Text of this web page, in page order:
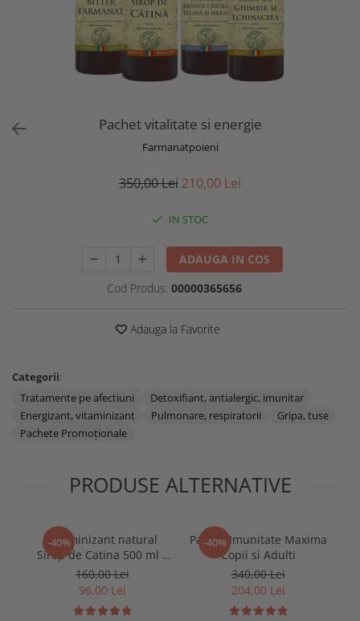
Pachet vitalitate si energie
Farmanatpoieni
350,00 Lei 210,00 Lei
IN STOC
ADAUGA IN COS
Cod Produs: 00000365656
Adauga la Favorite
Categorii:
Tratamente pe afectiuni
Detoxifiant, antialergic, imunitar
Energizant, vitaminizant
Pulmonare, respiratorii
Gripa, tuse
Pachete Promoţionale
PRODUSE ALTERNATIVE
-40%
Vitaminizant natural
Sirop de Catina 500 ml x
4 bucati
160,00 Lei
96,00 Lei
-40%
Pachet Imunitate Maxima
Copii si Adulti
340,00 Lei
204,00 Lei